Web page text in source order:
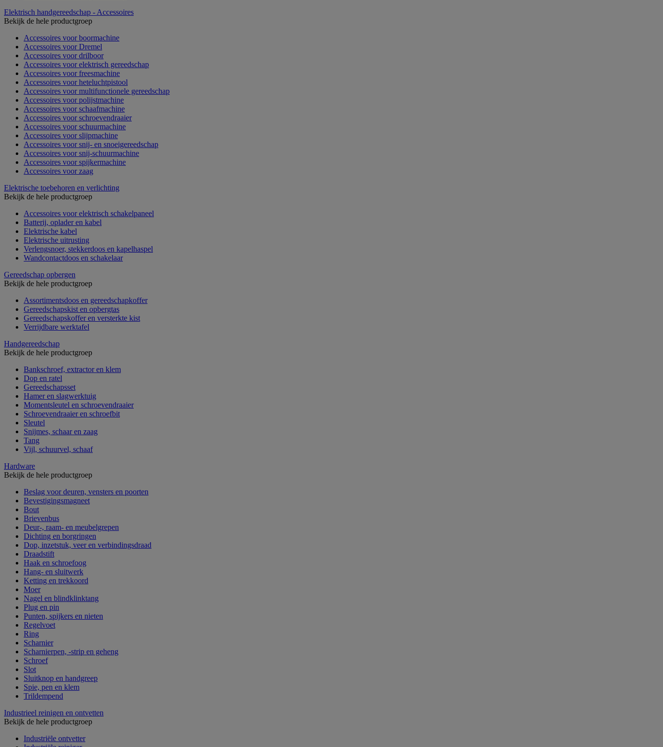
Elektrisch handgereedschap - Accessoires
Bekijk de hele productgroep
Accessoires voor boormachine
Accessoires voor Dremel
Accessoires voor drilboor
Accessoires voor elektrisch gereedschap
Accessoires voor freesmachine
Accessoires voor heteluchtpistool
Accessoires voor multifunctionele gereedschap
Accessoires voor polijstmachine
Accessoires voor schaafmachine
Accessoires voor schroevendraaier
Accessoires voor schuurmachine
Accessoires voor slijpmachine
Accessoires voor snij- en snoeigereedschap
Accessoires voor snij-schuurmachine
Accessoires voor spijkermachine
Accessoires voor zaag
Elektrische toebehoren en verlichting
Bekijk de hele productgroep
Accessoires voor elektrisch schakelpaneel
Batterij, oplader en kabel
Elektrische kabel
Elektrische uitrusting
Verlengsnoer, stekkerdoos en kapelhaspel
Wandcontactdoos en schakelaar
Gereedschap opbergen
Bekijk de hele productgroep
Assortimentsdoos en gereedschapkoffer
Gereedschapskist en opbergtas
Gereedschapskoffer en versterkte kist
Verrijdbare werktafel
Handgereedschap
Bekijk de hele productgroep
Bankschroef, extractor en klem
Dop en ratel
Gereedschapsset
Hamer en slagwerktuig
Momentsleutel en schroevendraaier
Schroevendraaier en schroefbit
Sleutel
Snijmes, schaar en zaag
Tang
Vijl, schuurvel, schaaf
Hardware
Bekijk de hele productgroep
Beslag voor deuren, vensters en poorten
Bevestigingsmagneet
Bout
Brievenbus
Deur-, raam- en meubelgrepen
Dichting en borgringen
Dop, inzetstuk, veer en verbindingsdraad
Draadstift
Haak en schroefoog
Hang- en sluitwerk
Ketting en trekkoord
Moer
Nagel en blindklinktang
Plug en pin
Punten, spijkers en nieten
Regelvoet
Ring
Scharnier
Scharnierpen, -strip en geheng
Schroef
Slot
Sluitknop en handgreep
Spie, pen en klem
Trildempend
Industrieel reinigen en ontvetten
Bekijk de hele productgroep
Industriële ontvetter